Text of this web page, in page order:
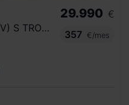
S LINE 35 TDI 110KW (150CV) S TRONIC
29.990 €
357
€/mes